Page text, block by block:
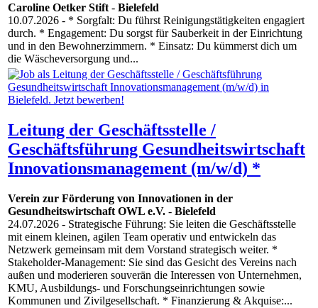
Caroline Oetker Stift - Bielefeld
10.07.2026 - * Sorgfalt: Du führst Reinigungstätigkeiten engagiert
durch. * Engagement: Du sorgst für Sauberkeit in der Einrichtung
und in den Bewohnerzimmern. * Einsatz: Du kümmerst dich um
die Wäscheversorgung und...
Leitung der Geschäftsstelle /
Geschäftsführung Gesundheitswirtschaft
Innovationsmanagement (m/w/d) *
Verein zur Förderung von Innovationen in der
Gesundheitswirtschaft OWL e.V. - Bielefeld
24.07.2026 - Strategische Führung: Sie leiten die Geschäftsstelle
mit einem kleinen, agilen Team operativ und entwickeln das
Netzwerk gemeinsam mit dem Vorstand strategisch weiter. *
Stakeholder-Management: Sie sind das Gesicht des Vereins nach
außen und moderieren souverän die Interessen von Unternehmen,
KMU, Ausbildungs- und Forschungseinrichtungen sowie
Kommunen und Zivilgesellschaft. * Finanzierung & Akquise:...